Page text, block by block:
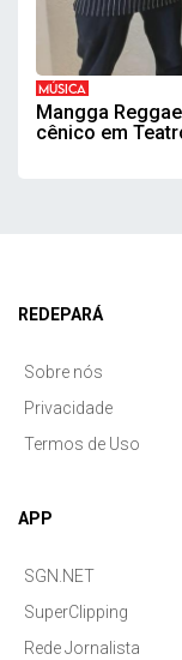
MÚSICA
Mangga
cênico em
REDEPARÁ
Sobre nós
Privacidade
Termos de Uso
APP
SGN.NET
SuperClipping
Rede Jornalista